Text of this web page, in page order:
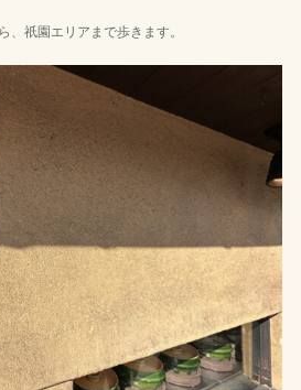
、祇園エリアまで歩きます。